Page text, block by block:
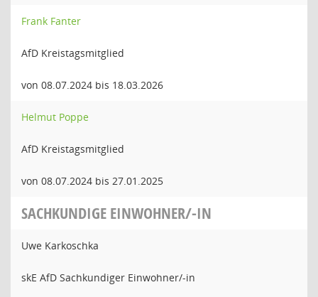
Frank Fanter
AfD Kreistagsmitglied
von 08.07.2024 bis 18.03.2026
Helmut Poppe
AfD Kreistagsmitglied
von 08.07.2024 bis 27.01.2025
SACHKUNDIGE EINWOHNER/-IN
Uwe Karkoschka
skE AfD Sachkundiger Einwohner/-in